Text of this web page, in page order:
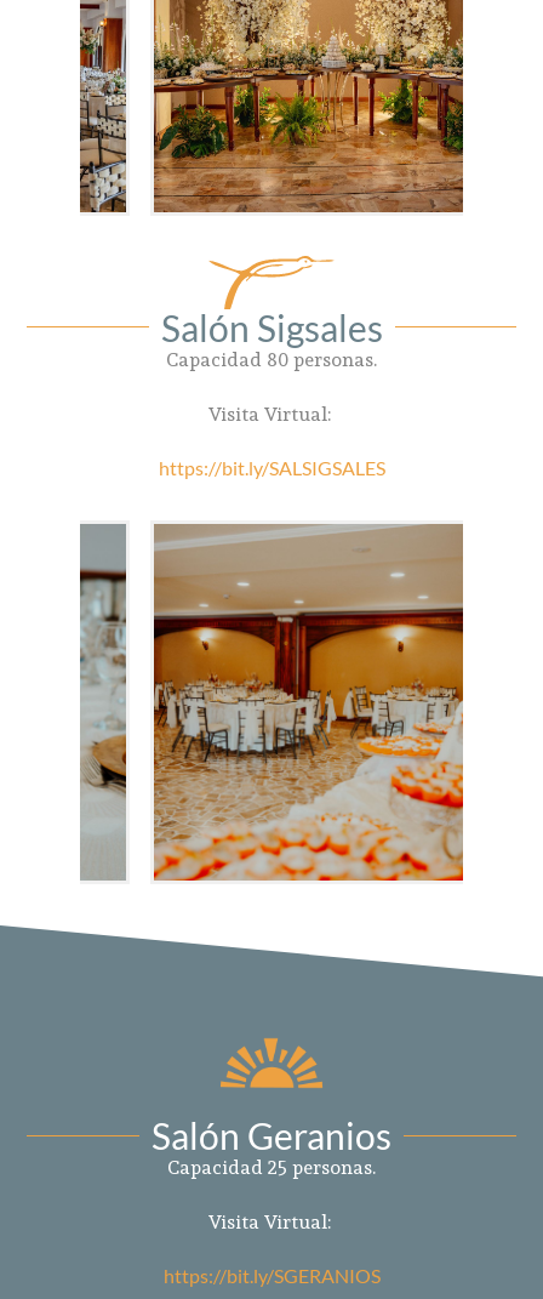
Salón Sigsales
Capacidad 80 personas.
Visita Virtual:
https://bit.ly/SALSIGSALES
Salón Geranios
Capacidad 25 personas.
Visita Virtual:
https://bit.ly/SGERANIOS